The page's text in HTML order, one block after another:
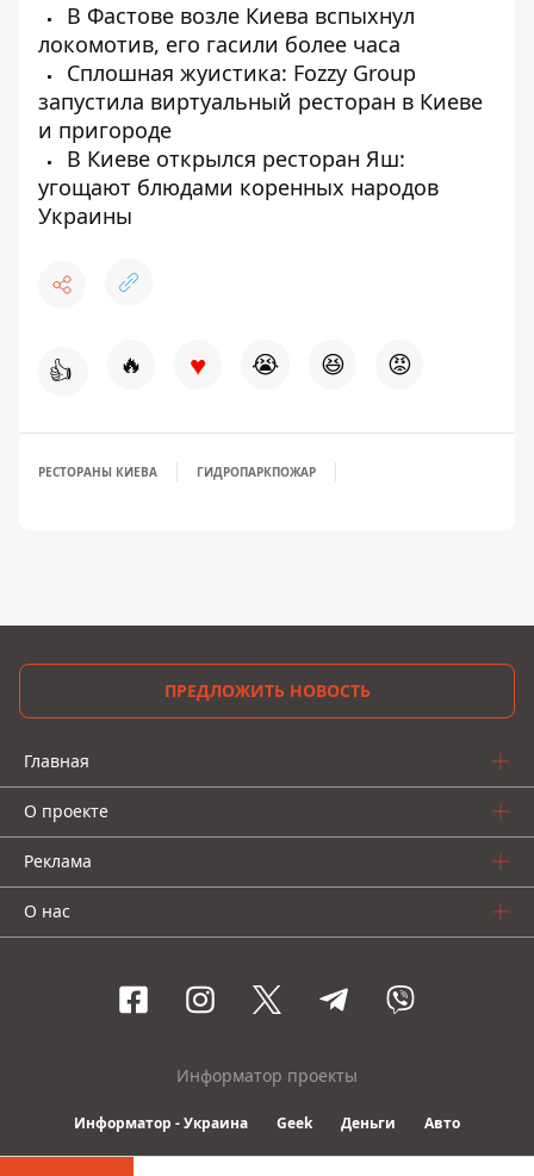
В Фастове возле Киева вспыхнул
локомотив, его гасили более часа
Сплошная жуистика: Fozzy Group
запустила виртуальный ресторан в Киеве
и пригороде
В Киеве открылся ресторан Яш:
угощают блюдами коренных народов
Украины
👍 🔥 ♥ 😭 😆 😡
РЕСТОРАНЫ КИЕВА ГИДРОПАРКПОЖАР
ПРЕДЛОЖИТЬ НОВОСТЬ
Главная
О проекте
Реклама
О нас
Информатор проекты
Информатор - Украина Geek Деньги Авто